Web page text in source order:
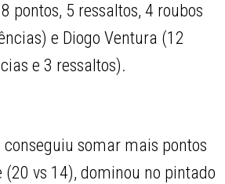
pontos, 5 ressaltos, 4 roubos
e Diogo Ventura (12
e 3 ressaltos).
somar mais pontos
vs 14), dominou no pintado